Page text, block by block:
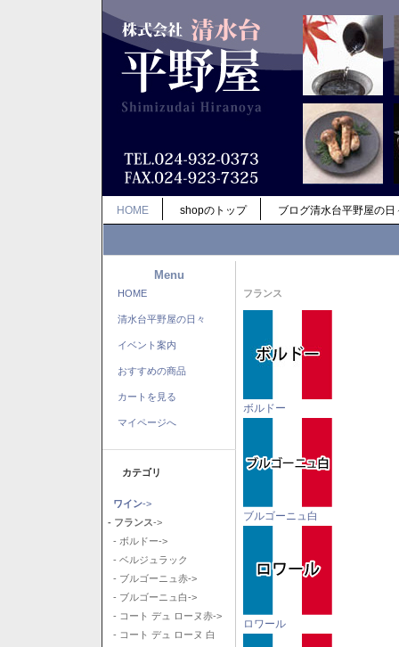
HOME shopのトップ ブログ清水台平野屋の日
Menu
HOME
清水台平野屋の日々
イベント案内
おすすめの商品
カートを見る
マイページへ
カテゴリ
ワイン->
- フランス->
- ボルドー->
- ベルジュラック
- ブルゴーニュ赤->
- ブルゴーニュ白->
- コート デュ ローヌ赤->
- コート デュ ローヌ 白
フランス
ボルドー
ブルゴーニュ白
ロワール